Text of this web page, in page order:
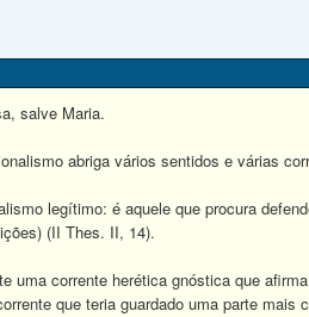
salve Maria.
abriga vários sentidos e várias
legítimo: é aquele que procura
(II Thes. II, 14).
uma corrente herética gnóstica que
que teria guardado uma parte mais